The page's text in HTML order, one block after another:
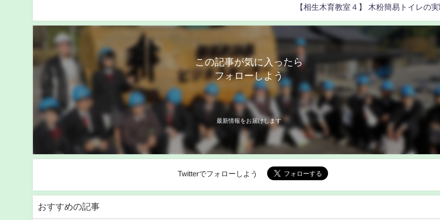
【相生木育教室４】 木粉簡易トイレの
この記事が気に入ったら
フォローしよう
最新情報をお届けします
Twitterでフォローしよう
おすすめの記事